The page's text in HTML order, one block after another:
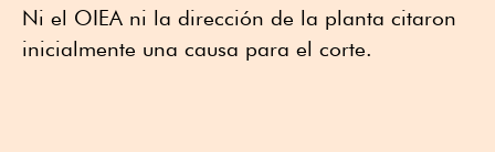
Ni el OIEA ni la dirección de la planta citaron
inicialmente una causa para el corte.